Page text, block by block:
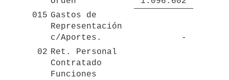
015 Gastos de
Representación
c/Aportes.
-
02 Ret. Personal
Contratado
Funciones